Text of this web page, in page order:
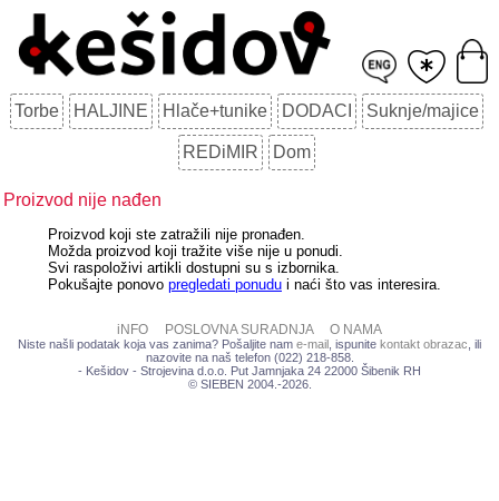
Torbe HALJINE Hlače+tunike DODACI Suknje/majice
REDiMIR Dom
Proizvod nije nađen
Proizvod koji ste zatražili nije pronađen.
Možda proizvod koji tražite više nije u ponudi.
Svi raspoloživi artikli dostupni su s izbornika.
Pokušajte ponovo pregledati ponudu i naći što vas interesira.
iNFO POSLOVNA SURADNJA O NAMA
Niste našli podatak koja vas zanima? Pošaljite nam e-mail , ispunite kontakt obrazac , ili
nazovite na naš telefon (022) 218-858.
- Kešidov - Strojevina d.o.o. Put Jamnjaka 24 22000 Šibenik RH
© SIEBEN 2004.-2026.